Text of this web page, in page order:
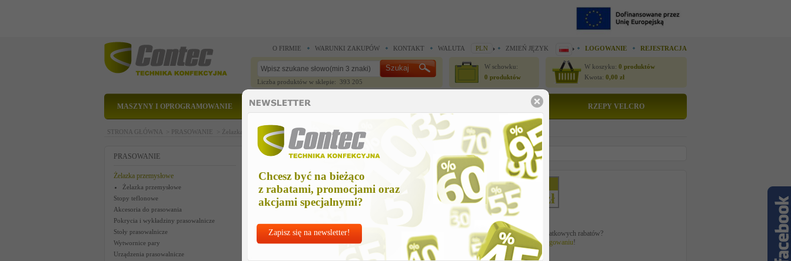
Chcesz być na bieżąco
z rabatami, promocjami oraz
akcjami specjalnymi?
Zapisz się na newsletter!
O FIRMIE WARUNKI ZAKUPÓW KONTAKT WALUTA PLN ZMIEŃ JĘZYK LOGOWANIE REJESTRACJA
Liczba produktów w sklepie: 393 205
W schowku:
0 produktów
W koszyku: 0 produktów
Kwota: 0,00 zł
MASZYNY I OPROGRAMOWANIE CZĘŚCI ZAMIENNE RZEPY VELCRO
STRONA GŁÓWNA > PRASOWANIE > Żelazka przemysłowe > Żelazko VEIT HP 2003 bez regulatora Veitronic
PRASOWANIE
Żelazka przemysłowe
Żelazka przemysłowe
Stopy teflonowe
Akcesoria do prasowania
Pokrycia i wykładziny prasowalnicze
Stoły prasowalnicze
Wytwornice pary
Urządzenia prasowalnicze
Żelazko VEIT HP 2003 bez regulatora Veitronic
Cena netto
2 200,13 zł
Chcesz korzystać z dodatkowych rabatów?
Najlepszeceny pozalogowaniu!